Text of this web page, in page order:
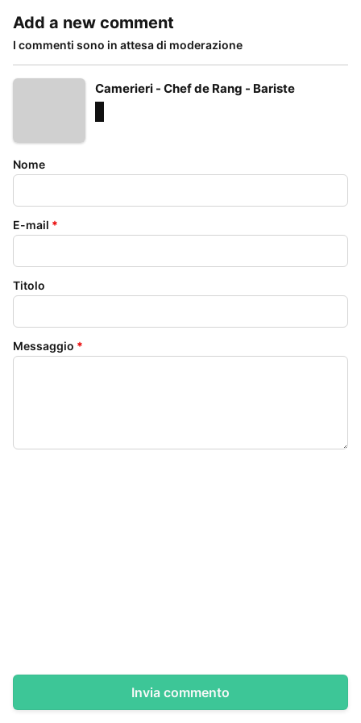
Add a new comment
I commenti sono in attesa di moderazione
Camerieri - Chef de Rang - Bariste
Nome
E-mail *
Titolo
Messaggio *
Invia commento